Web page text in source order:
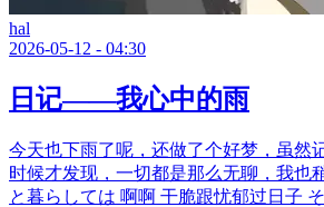
hal
2026-05-12 - 04:30
日记——我心中的雨
今天也下雨了呢，还做了个好梦，虽然
时候才发现，一切都是那么无聊，我也
と暮らしては 啊啊 干脆跟忧郁过日子